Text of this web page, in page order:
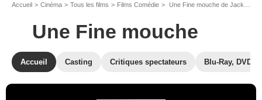
Accueil Cinéma Tous les films Films Comédie Une Fine mouche de Jack Conway
Une Fine mouche
Accueil Casting Critiques spectateurs Blu-Ray, DVD